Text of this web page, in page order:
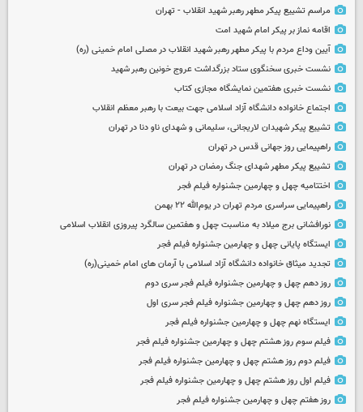
مراسم تشییع پیکر مطهر رهبر شهید انقلاب - تهران
اقامه نماز بر پیکر امام شهید امت
آیین وداع مردم با پیکر مطهر رهبر شهید انقلاب در مصلی امام خمینی (ره)
نشست خبری سخنگوی ستاد بزرگداشت عروج خونین رهبر شهید
نشست خبری هفتمین نمایشگاه مجازی کتاب
اجتماع خانواده دانشگاه آزاد اسلامی جهت بیعت با رهبر معظم انقلاب
تشییع پیکر شهیدان لاریجانی، سلیمانی و شهدای ناو دنا در تهران
راهپیمایی روز جهانی قدس در تهران
تشییع پیکر مطهر شهدای جنگ رمضان در تهران
اختتامیه چهل و چهارمین جشنواره فیلم فجر
راهپیمایی سراسری مردم تهران در یوم‌الله ۲۲ بهمن
نورافشانی برج میلاد به مناسبت چهل‌ و هفتمین سالگرد پیروزی انقلاب اسلامی
ایستگاه پایانی چهل و چهارمین جشنواره فیلم فجر
تجدید میثاق خانواده دانشگاه آزاد اسلامی با آرمان های امام خمینی(ره)
روز دهم چهل و چهارمین جشنواره فیلم فجر سری دوم
روز دهم چهل و چهارمین جشنواره فیلم فجر سری اول
ایستگاه نهم چهل و چهارمین جشنواره فیلم فجر
فیلم سوم روز هشتم چهل و چهارمین جشنواره فیلم فجر
فیلم دوم روز هشتم چهل و چهارمین جشنواره فیلم فجر
فیلم اول روز هشتم چهل و چهارمین جشنواره فیلم فجر
روز هفتم چهل و چهارمین جشنواره فیلم فجر